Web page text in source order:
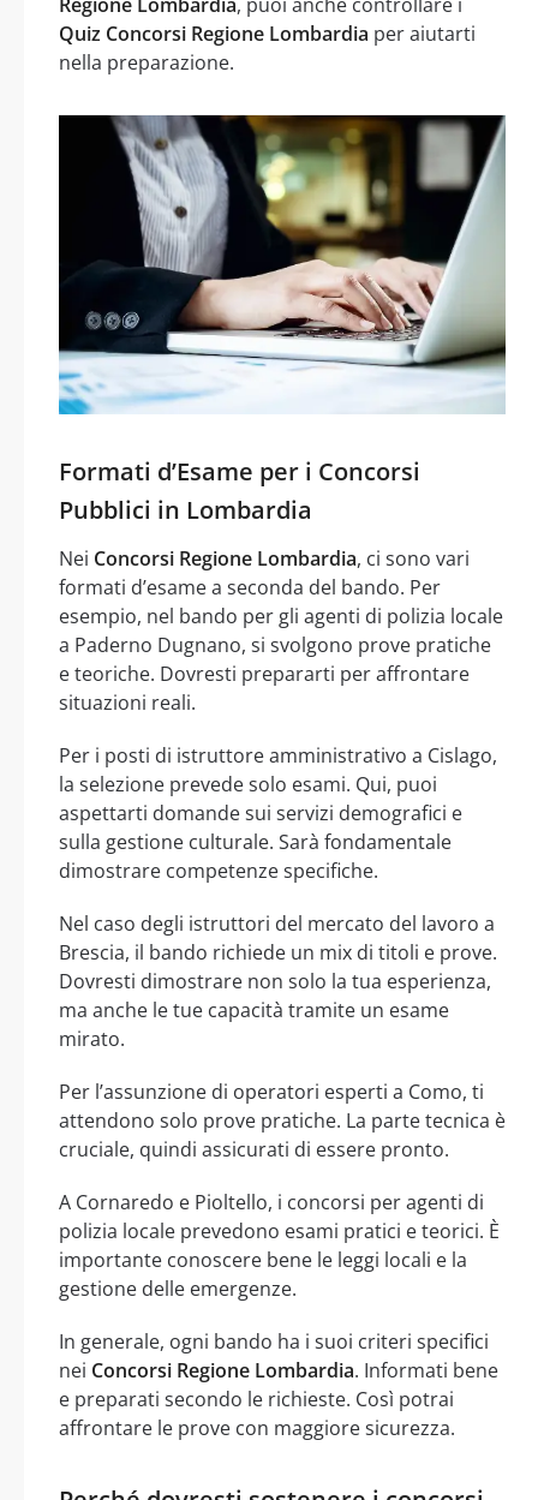
Quiz Concorsi Regione Lombardia per aiutarti
nella preparazione.
Formati d’Esame per i Concorsi
Pubblici in Lombardia
Nei Concorsi Regione Lombardia, ci sono vari
formati d’esame a seconda del bando. Per
esempio, nel bando per gli agenti di polizia locale
a Paderno Dugnano, si svolgono prove pratiche
e teoriche. Dovresti prepararti per affrontare
situazioni reali.
Per i posti di istruttore amministrativo a Cislago,
la selezione prevede solo esami. Qui, puoi
aspettarti domande sui servizi demografici e
sulla gestione culturale. Sarà fondamentale
dimostrare competenze specifiche.
Nel caso degli istruttori del mercato del lavoro a
Brescia, il bando richiede un mix di titoli e prove.
Dovresti dimostrare non solo la tua esperienza,
ma anche le tue capacità tramite un esame
mirato.
Per l’assunzione di operatori esperti a Como, ti
attendono solo prove pratiche. La parte tecnica è
cruciale, quindi assicurati di essere pronto.
A Cornaredo e Pioltello, i concorsi per agenti di
polizia locale prevedono esami pratici e teorici. È
importante conoscere bene le leggi locali e la
gestione delle emergenze.
In generale, ogni bando ha i suoi criteri specifici
nei Concorsi Regione Lombardia. Informati bene
e preparati secondo le richieste. Così potrai
affrontare le prove con maggiore sicurezza.